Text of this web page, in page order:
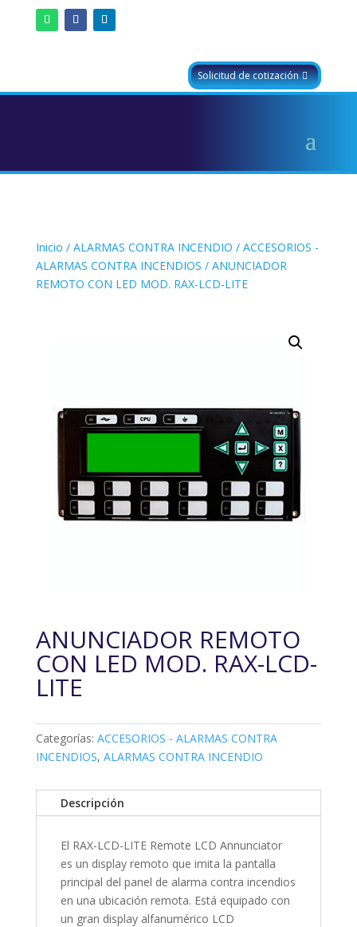
Solicitud de cotización
Inicio / ALARMAS CONTRA INCENDIO / ACCESORIOS -
ALARMAS CONTRA INCENDIOS / ANUNCIADOR
REMOTO CON LED MOD. RAX-LCD-LITE
ANUNCIADOR REMOTO
CON LED MOD. RAX-LCD-
LITE
Categorías: ACCESORIOS - ALARMAS CONTRA
INCENDIOS, ALARMAS CONTRA INCENDIO
Descripción
El RAX-LCD-LITE Remote LCD Annunciator
es un display remoto que imita la pantalla
principal del panel de alarma contra incendios
en una ubicación remota. Está equipado con
un gran display alfanumérico LCD